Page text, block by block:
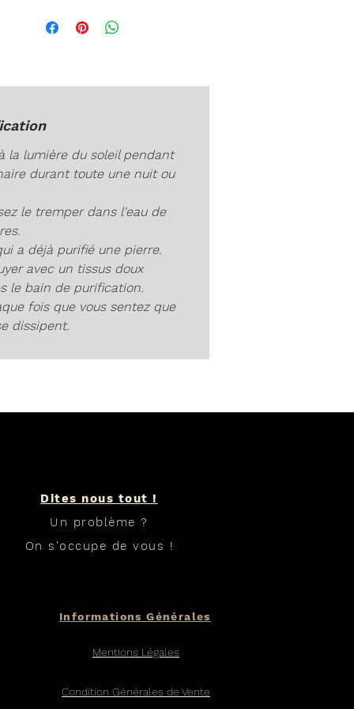
d’élégance à votre tenue.
bracelet pierre du mois
la lumière du soleil pendant
durant toute une nuit ou
le tremper dans l'eau de
a déjà purifié une pierre.
avec un tissus doux
le bain de purification.
fois que vous sentez que
dissipent.
Dites nous tout !
Un problème ?
On s'occupe de vous !
Informations Générales
Mentions Légales
Condition Générales de Vente